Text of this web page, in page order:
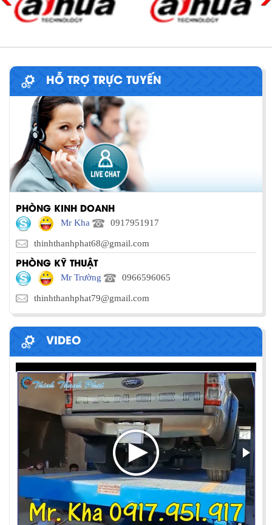
HỖ TRỢ TRỰC TUYẾN
PHÒNG KINH DOANH
Mr Kha 0917951917
thinhthanhphat68@gmail.com
PHÒNG KỸ THUẬT
Mr Trường 0966596065
thinhthanhphat79@gmail.com
VIDEO
PHƯƠNG PHÁP ĐÓNG HÀNG LÊN
CONTAINER
Chia sẻ bí quyết và phương pháp đóng hàng lên
container một cách hiệu quả nhất
ỨNG DỤNG CỦA BÀN NÂNG THỦY LỰC
Cùng tìm hiểu về ứng dụng của bàn nâng thủy lực
trong các lĩnh vực, ngành nghề.